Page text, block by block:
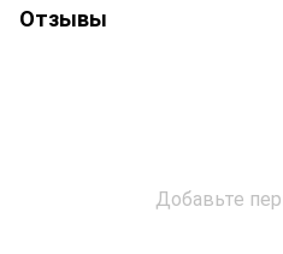
Отзывы
Добавьте